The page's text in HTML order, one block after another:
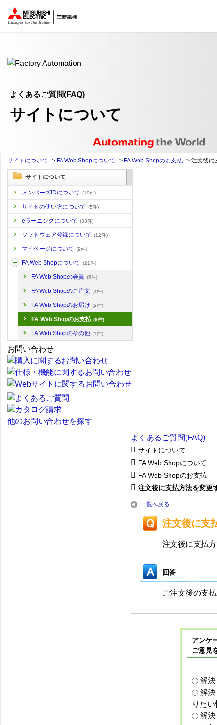
ここから本文
よくあるご質問(FAQ)
サイトについて
サイトについて > FA Web Shopについて > FA Web Shopのお支払 > 注文後に
サイトについて
メンバーズIDについて (19件)
サイトの使い方について (5件)
eラーニングについて (33件)
ソフトウェア登録について (12件)
マイページについて (9件)
FA Web Shopについて (21件)
FA Web Shopの会員 (5件)
FA Web Shopのご注文 (4件)
FA Web Shopのお届け (2件)
FA Web Shopのお支払 (9件)
FA Web Shopのその他 (1件)
お問い合わせ
他のお問い合わせを探す
よくあるご質問(FAQ)
サイトについて
FA Web Shopについて
FA Web Shopのお支払
注文後に支払方法を変更
一覧へ戻る
注文後に支
注文後に支払
回答
ご注文後の支
アンケ
ご意見
解
解
りた
解